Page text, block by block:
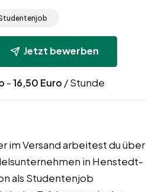
Jetzt bewerben
-16,50 Euro / Stunde
im Versand arbeitest du über
in Henstedt-
als Studentenjob